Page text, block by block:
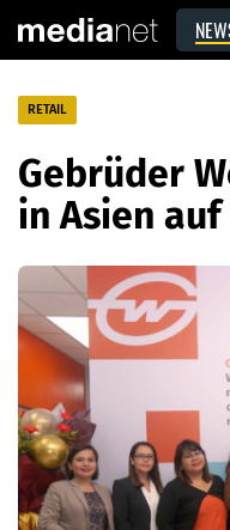
RETAIL
Gebrüder
in Asien